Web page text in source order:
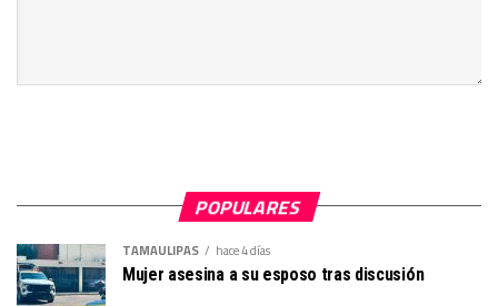
POPULARES
TAMAULIPAS hace 4 días
Mujer asesina a su esposo tras discusión